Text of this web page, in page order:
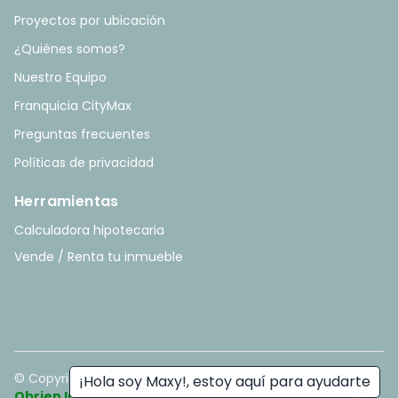
¡Hola soy Maxy!, estoy aquí para ayudarte
Proyectos por ubicación
¿Quiénes somos?
Nuestro Equipo
Franquicia CityMax
Preguntas frecuentes
Políticas de privacidad
Herramientas
Calculadora hipotecaria
Vende / Renta tu inmueble
© Copyright2026. All rights reserved. - Hecho con ❤️ por